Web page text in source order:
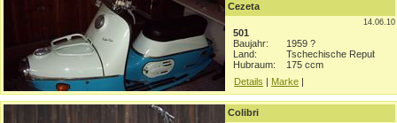
Cezeta
14.06.10
501
Baujahr:
1959 ?
Land:
Tschechische Republik
Hubraum:
175 ccm
Details | Marke |
Colibri